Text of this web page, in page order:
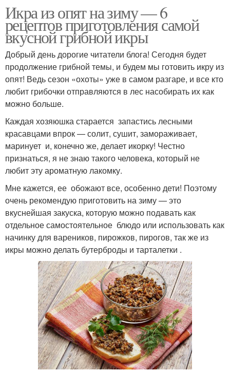
Икра из опят на зиму — 6
рецептов приготовления самой
вкусной грибной икры
Добрый день дорогие читатели блога! Сегодня будет
продолжение грибной темы, и будем мы готовить икру из
опят! Ведь сезон «охоты» уже в самом разгаре, и все кто
любит грибочки отправляются в лес насобирать их как
можно больше.
Каждая хозяюшка старается запастись лесными
красавцами впрок — солит, сушит, замораживает,
маринует и, конечно же, делает икорку! Честно
признаться, я не знаю такого человека, который не
любит эту ароматную лакомку.
Мне кажется, ее обожают все, особенно дети! Поэтому
очень рекомендую приготовить на зиму — это
вкуснейшая закуска, которую можно подавать как
отдельное самостоятельное блюдо или использовать как
начинку для вареников, пирожков, пирогов, так же из
икры можно делать бутерброды и тарталетки .